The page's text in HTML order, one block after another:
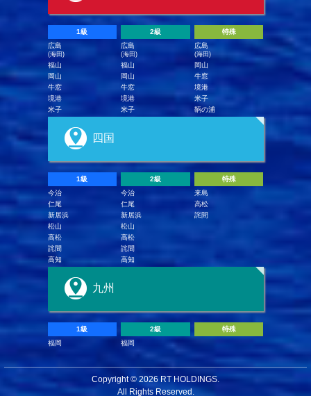
1級
広島
(海田)
福山
岡山
牛窓
境港
米子
2級
広島
(海田)
福山
岡山
牛窓
境港
米子
特殊
広島
(海田)
岡山
牛窓
境港
米子
鞆の浦
四国
1級
今治
仁尾
新居浜
松山
高松
詫間
高知
2級
今治
仁尾
新居浜
松山
高松
詫間
高知
特殊
来島
高松
詫間
九州
1級
福岡
2級
福岡
特殊
Copyright © 2026 RT HOLDINGS.
All Rights Reserved.